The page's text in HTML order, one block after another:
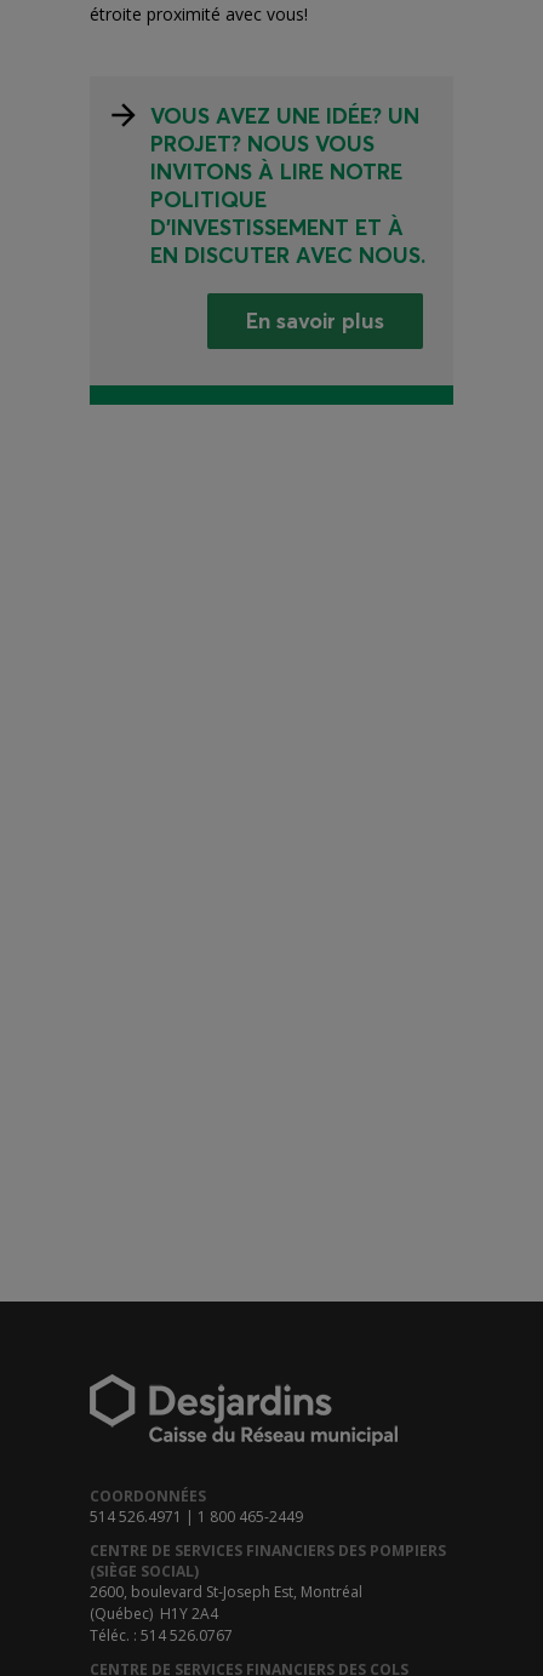
étroite proximité avec vous!
VOUS AVEZ UNE IDÉE? UN
PROJET? NOUS VOUS
INVITONS À LIRE NOTRE
POLITIQUE
D’INVESTISSEMENT ET À
EN DISCUTER AVEC NOUS.
En savoir plus
COORDONNÉES
514 526.4971 | 1 800 465-2449
CENTRE DE SERVICES FINANCIERS DES POMPIERS
(SIÈGE SOCIAL)
2600, boulevard St-Joseph Est, Montréal
(Québec) H1Y 2A4
Téléc. : 514 526.0767
CENTRE DE SERVICES FINANCIERS DES COLS